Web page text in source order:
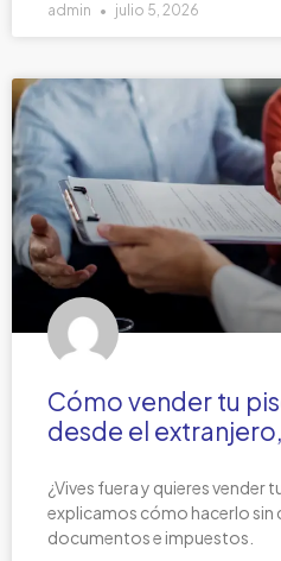
admin julio 5, 2026
Cómo vender tu
desde el
¿Vives fuera y quieres vender
explicamos cómo hacerlo sin
documentos e impuestos.